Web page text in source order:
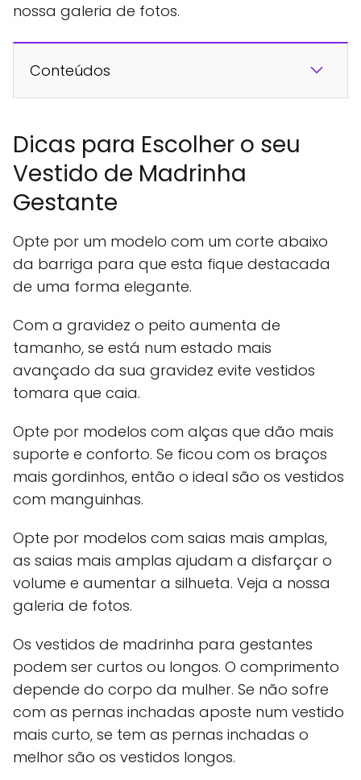
nossa galeria de fotos.
Conteúdos
Dicas para Escolher o seu
Vestido de Madrinha
Gestante
Opte por um modelo com um corte abaixo
da barriga para que esta fique destacada
de uma forma elegante.
Com a gravidez o peito aumenta de
tamanho, se está num estado mais
avançado da sua gravidez evite vestidos
tomara que caia.
Opte por modelos com alças que dão mais
suporte e conforto. Se ficou com os braços
mais gordinhos, então o ideal são os vestidos
com manguinhas.
Opte por modelos com saias mais amplas,
as saias mais amplas ajudam a disfarçar o
volume e aumentar a silhueta. Veja a nossa
galeria de fotos.
Os vestidos de madrinha para gestantes
podem ser curtos ou longos. O comprimento
depende do corpo da mulher. Se não sofre
com as pernas inchadas aposte num vestido
mais curto, se tem as pernas inchadas o
melhor são os vestidos longos.